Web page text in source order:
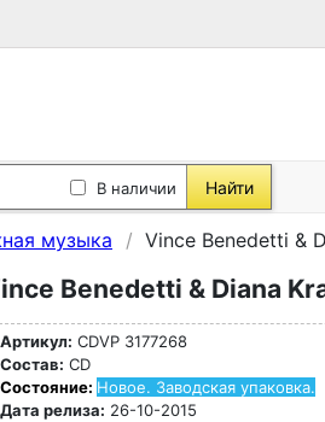
В наличии Найти
музыка Vince Benedetti &
Benedetti & Diana
Артикул: CDVP 3177268
Состав: CD
Состояние: Новое. Заводская упаковка.
Дата релиза: 26-10-2015